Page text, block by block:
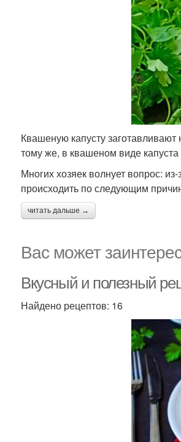
Квашеную капусту
тому же, в квашеном виде
Многих хозяек волнует вопрос:
происходить по следующим
читать дальше →
Вас может
Вкусный и полезный
Найдено рецептов: 16